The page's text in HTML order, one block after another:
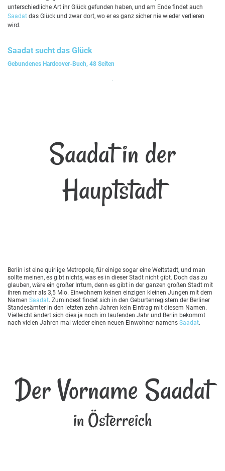
unterschiedliche Art ihr Glück gefunden haben, und am Ende findet auch
Saadat das Glück und zwar dort, wo er es ganz sicher nie wieder verlieren
wird.
Saadat sucht das Glück
Gebundenes Hardcover-Buch, 48 Seiten
Saadat in der
Hauptstadt
Berlin ist eine quirlige Metropole, für einige sogar eine Weltstadt, und man
sollte meinen, es gibt nichts, was es in dieser Stadt nicht gibt. Doch das zu
glauben, wäre ein großer Irrtum, denn es gibt in der ganzen großen Stadt mit
ihren mehr als 3,5 Mio. Einwohnern keinen einzigen kleinen Jungen mit dem
Namen Saadat. Zumindest findet sich in den Geburtenregistern der Berliner
Standesämter in den letzten zehn Jahren kein Eintrag mit diesem Namen.
Vielleicht ändert sich dies ja noch im laufenden Jahr und Berlin bekommt
nach vielen Jahren mal wieder einen neuen Einwohner namens Saadat.
Der Vorname Saadat
in Österreich